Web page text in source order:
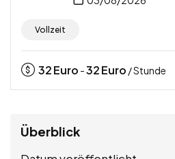
Vollzeit
32Euro -32Euro / Stunde
Überblick